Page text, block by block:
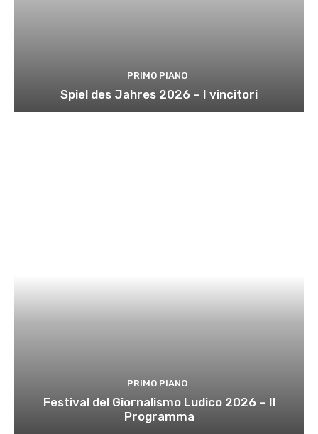
PRIMO PIANO
Spiel des Jahres 2026 – I vincitori
PRIMO PIANO
Festival del Giornalismo Ludico 2026 – Il
Programma